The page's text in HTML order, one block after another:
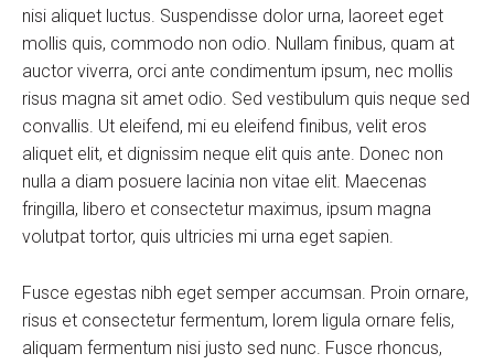
nisi aliquet luctus. Suspendisse dolor urna, laoreet eget
mollis quis, commodo non odio. Nullam finibus, quam at
auctor viverra, orci ante condimentum ipsum, nec mollis
risus magna sit amet odio. Sed vestibulum quis neque sed
convallis. Ut eleifend, mi eu eleifend finibus, velit eros
aliquet elit, et dignissim neque elit quis ante. Donec non
nulla a diam posuere lacinia non vitae elit. Maecenas
fringilla, libero et consectetur maximus, ipsum magna
volutpat tortor, quis ultricies mi urna eget sapien.
Fusce egestas nibh eget semper accumsan. Proin ornare,
risus et consectetur fermentum, lorem ligula ornare felis,
aliquam fermentum nisi justo sed nunc. Fusce rhoncus,